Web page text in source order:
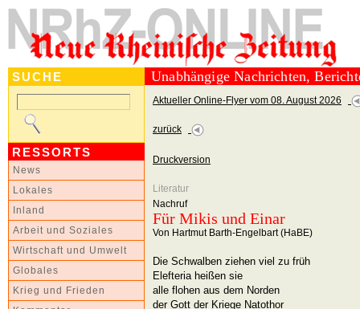
SUCHE
RESSORTS
News
Lokales
Inland
Arbeit und Soziales
Wirtschaft und Umwelt
Globales
Krieg und Frieden
Unabhängige Nachrichten,
Aktueller Online-Flyer vom 08. August 2026
zurück
Druckversion
Literatur
Nachruf
Für Mikis und Einar
Von Hartmut Barth-Engelbart (HaBE)
Die Schwalben ziehen viel zu früh
Elefteria heißen sie
alle flohen aus dem Norden
der Gott der Kriege Natothor